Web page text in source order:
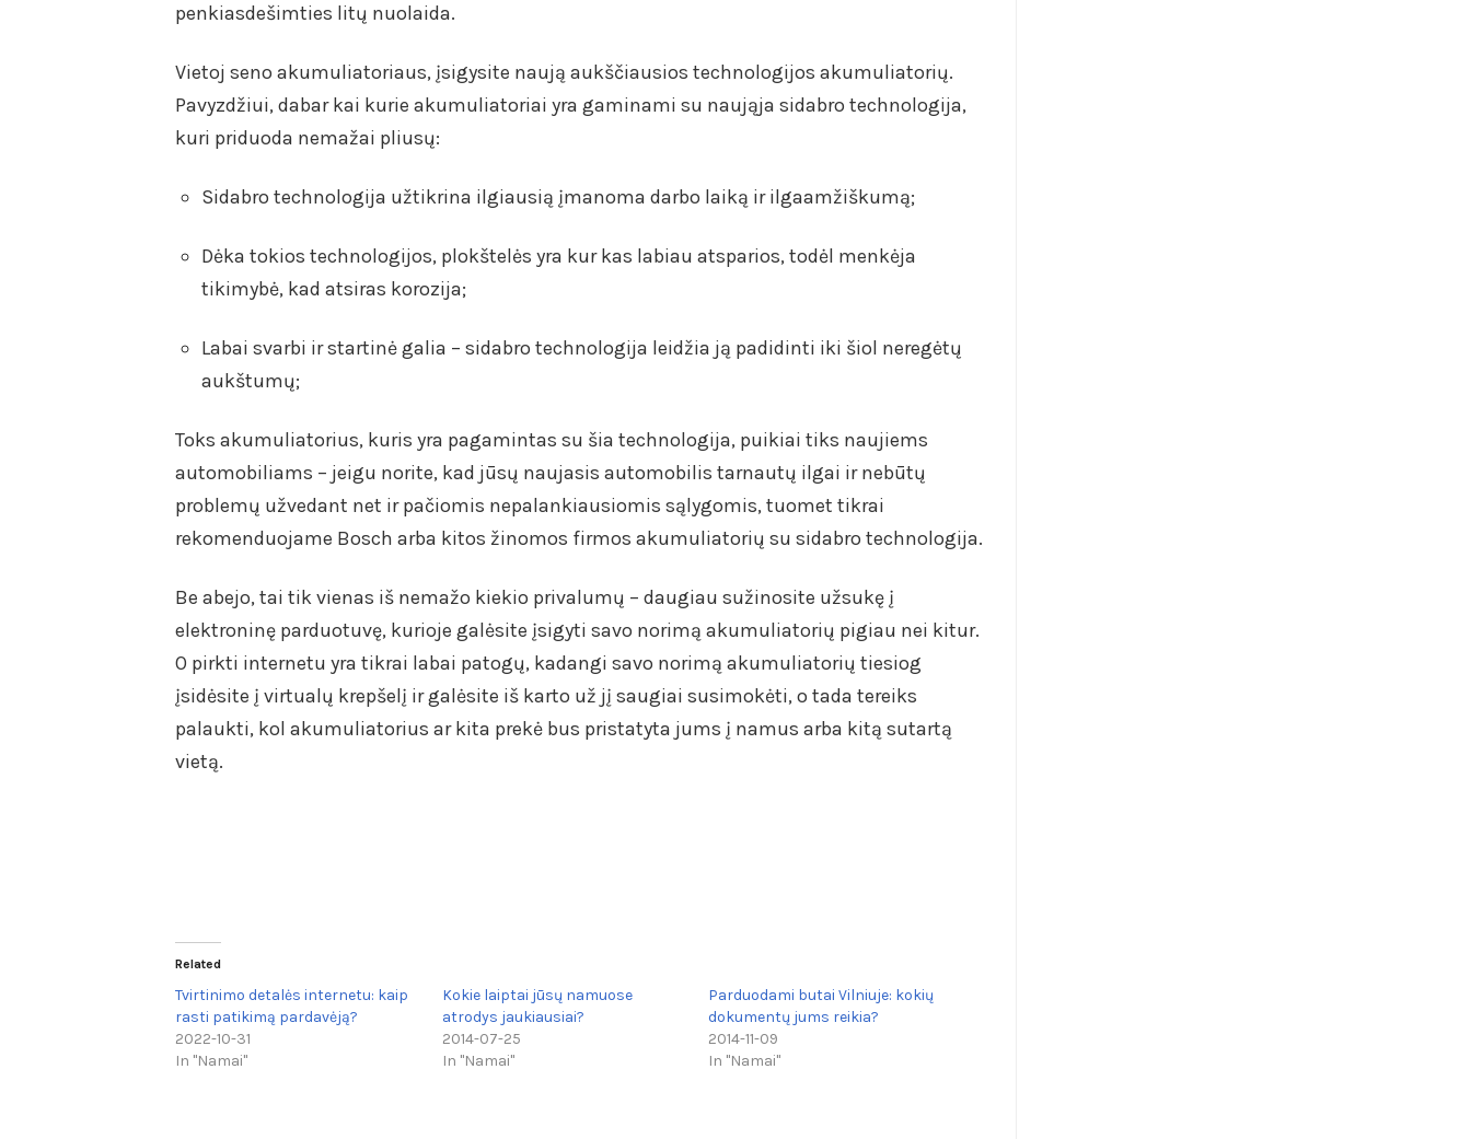
penkiasdešimties litų nuolaida.
Vietoj seno akumuliatoriaus, įsigysite naują aukščiausios technologijos akumuliatorių.
Pavyzdžiui, dabar kai kurie akumuliatoriai yra gaminami su naująja sidabro technologija,
kuri priduoda nemažai pliusų:
Sidabro technologija užtikrina ilgiausią įmanoma darbo laiką ir ilgaamžiškumą;
Dėka tokios technologijos, plokštelės yra kur kas labiau atsparios, todėl menkėja
tikimybė, kad atsiras korozija;
Labai svarbi ir startinė galia – sidabro technologija leidžia ją padidinti iki šiol neregėtų
aukštumų;
Toks akumuliatorius, kuris yra pagamintas su šia technologija, puikiai tiks naujiems
automobiliams – jeigu norite, kad jūsų naujasis automobilis tarnautų ilgai ir nebūtų
problemų užvedant net ir pačiomis nepalankiausiomis sąlygomis, tuomet tikrai
rekomenduojame Bosch arba kitos žinomos firmos akumuliatorių su sidabro technologija.
Be abejo, tai tik vienas iš nemažo kiekio privalumų – daugiau sužinosite užsukę į
elektroninę parduotuvę, kurioje galėsite įsigyti savo norimą akumuliatorių pigiau nei kitur.
O pirkti internetu yra tikrai labai patogų, kadangi savo norimą akumuliatorių tiesiog
įsidėsite į virtualų krepšelį ir galėsite iš karto už jį saugiai susimokėti, o tada tereiks
palaukti, kol akumuliatorius ar kita prekė bus pristatyta jums į namus arba kitą sutartą
vietą.
Related
Tvirtinimo detalės internetu: kaip
rasti patikimą pardavėją?
2022-10-31
In "Namai"
Kokie laiptai jūsų namuose
atrodys jaukiausiai?
2014-07-25
In "Namai"
Parduodami butai Vilniuje: kokių
dokumentų jums reikia?
2014-11-09
In "Namai"